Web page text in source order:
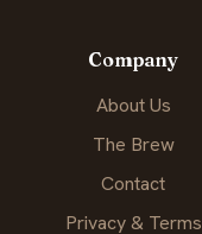
Company
About Us
The Brew
Contact
Privacy & Terms